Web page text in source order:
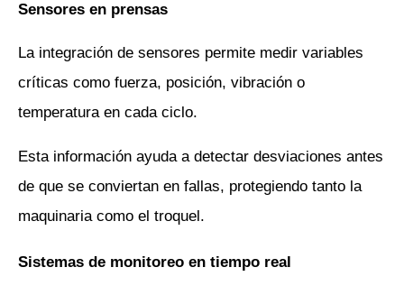
Sensores en prensas
La integración de sensores permite medir variables
críticas como fuerza, posición, vibración o
temperatura en cada ciclo.
Esta información ayuda a detectar desviaciones antes
de que se conviertan en fallas, protegiendo tanto la
maquinaria como el troquel.
Sistemas de monitoreo en tiempo real